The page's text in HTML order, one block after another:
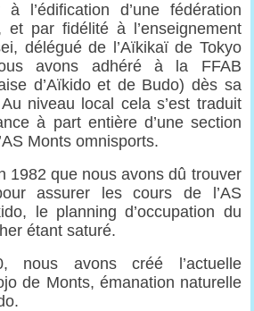
l’édification d’une fédération
et par fidélité à l’enseignement
délégué de l’Aïkikaï de Tokyo
avons adhéré à la FFAB
d’Aïkido et de Budo) dès sa
niveau local cela s’est traduit
à part entière d’une section
Monts omnisports.
1982 que nous avons dû trouver
assurer les cours de l’AS
le planning d’occupation du
étant saturé.
nous avons créé l’actuelle
de Monts, émanation naturelle